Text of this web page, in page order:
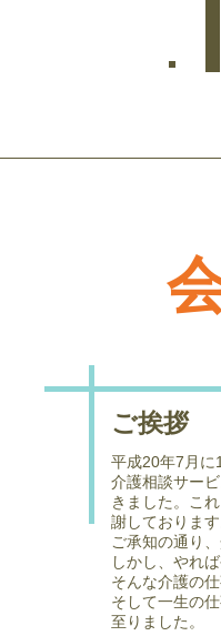
ご挨拶
平成20年7月に
介護相談サー
きました。
こ
謝しております
ご承知の通り
しかし、やれ
そんな介護の
そして一生の
至りました。